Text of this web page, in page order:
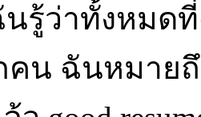
รู้ว่าทั้งหมด
น ฉันหมายถึ